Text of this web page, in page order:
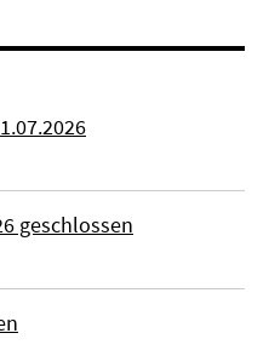
geschlossen